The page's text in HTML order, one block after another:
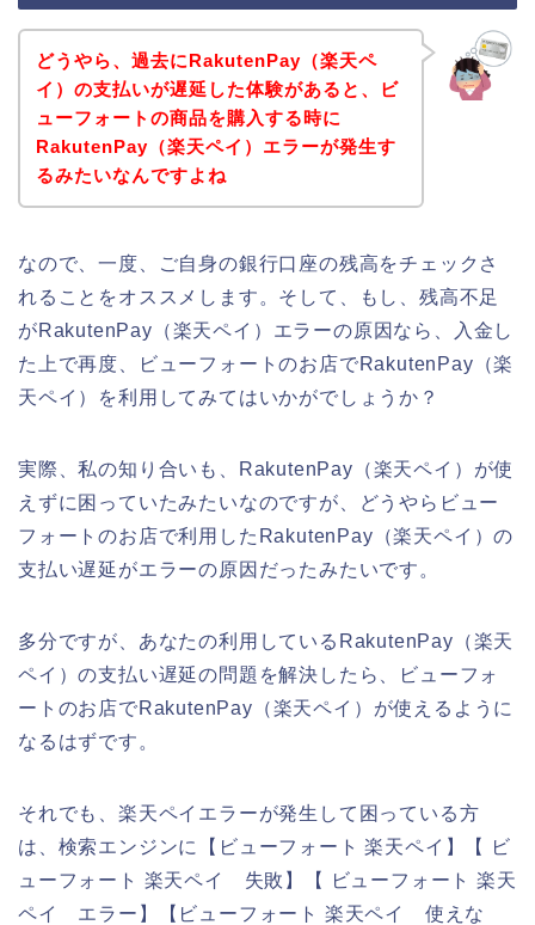
どうやら、過去にRakutenPay（楽天ペ
イ）の支払いが遅延した体験があると、ビ
ューフォートの商品を購入する時に
RakutenPay（楽天ペイ）エラーが発生す
るみたいなんですよね
なので、一度、ご自身の銀行口座の残高をチェックさ
れることをオススメします。そして、もし、残高不足
がRakutenPay（楽天ペイ）エラーの原因なら、入金し
た上で再度、ビューフォートのお店でRakutenPay（楽
天ペイ）を利用してみてはいかがでしょうか？
実際、私の知り合いも、RakutenPay（楽天ペイ）が使
えずに困っていたみたいなのですが、どうやらビュー
フォートのお店で利用したRakutenPay（楽天ペイ）の
支払い遅延がエラーの原因だったみたいです。
多分ですが、あなたの利用しているRakutenPay（楽天
ペイ）の支払い遅延の問題を解決したら、ビューフォ
ートのお店でRakutenPay（楽天ペイ）が使えるように
なるはずです。
それでも、楽天ペイエラーが発生して困っている方
は、検索エンジンに【ビューフォート 楽天ペイ】【 ビ
ューフォート 楽天ペイ 失敗】【 ビューフォート 楽天
ペイ エラー】【ビューフォート 楽天ペイ 使えな